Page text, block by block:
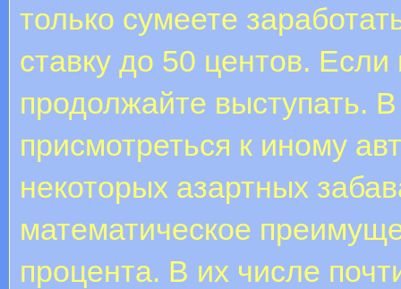
только сумеете
ставку до 50 центов.
продолжайте выступать.
присмотреться к иному
некоторых азартных
математическое
процента. В их числе